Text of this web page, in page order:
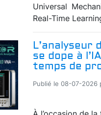
Universal
Real-Time
L’analyseur
se dope à
temps de
Publié le 08-07-2026